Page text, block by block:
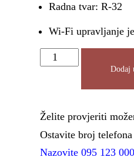
Radna tvar: R-32
Wi-Fi upravljanje
Dodaj
Želite provjeriti
Ostavite broj
Nazovite 095 123